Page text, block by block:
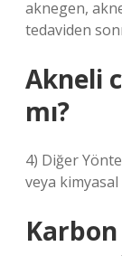
aknegen,
tedaviden
Akneli
mı?
4) Diğer
veya